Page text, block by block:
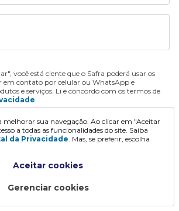
você está ciente que o Safra poderá usar os
em contato por celular ou WhatsApp e
e serviços. Li e concordo com os termos de
.
Continuar
melhorar sua navegação. Ao clicar em "Aceitar
a todas as funcionalidades do site. Saiba
da Privacidade. Mas, se preferir, escolha
Aceitar cookies
Gerenciar cookies